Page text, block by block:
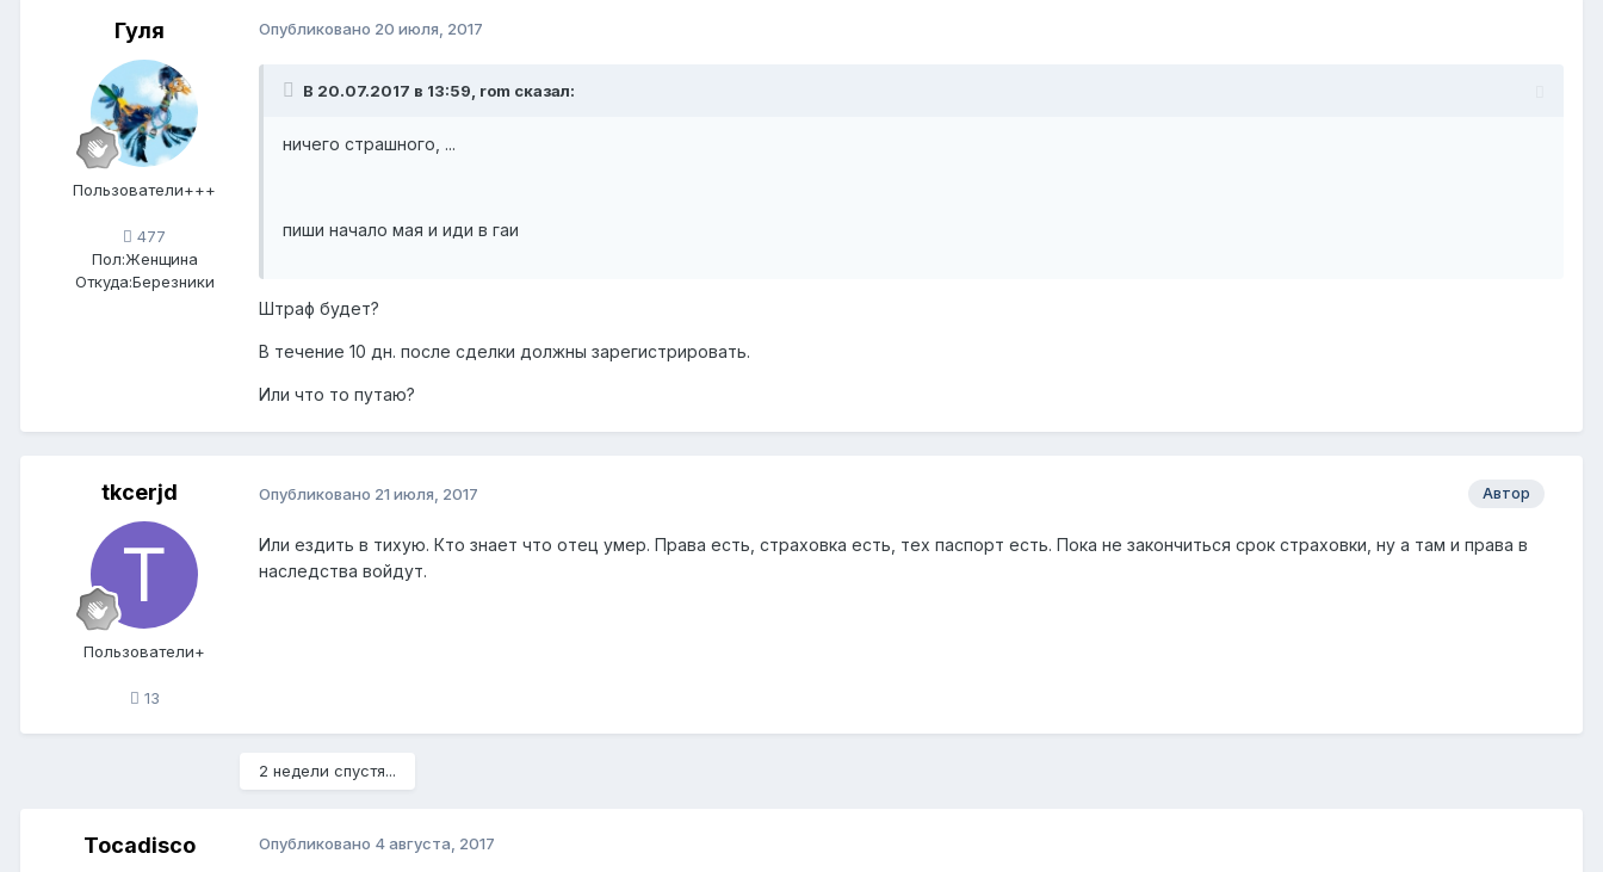
Гуля
Пользователи+++
477
Пол:Женщина
Откуда:Березники
Опубликовано 20 июля, 2017
В 20.07.2017 в 13:59, rom сказал:
ничего страшного, ...
пиши начало мая и иди в гаи
Штраф будет?
В течение 10 дн. после сделки должны зарегистрировать.
Или что то путаю?
tkcerjd
Пользователи+
13
Автор
Опубликовано 21 июля, 2017
Или ездить в тихую. Кто знает что отец умер. Права есть, страховка есть, тех паспорт есть. Пока не закончиться срок страховки, ну а там и права в
наследства войдут.
2 недели спустя...
Tocadisco Опубликовано 4 августа, 2017